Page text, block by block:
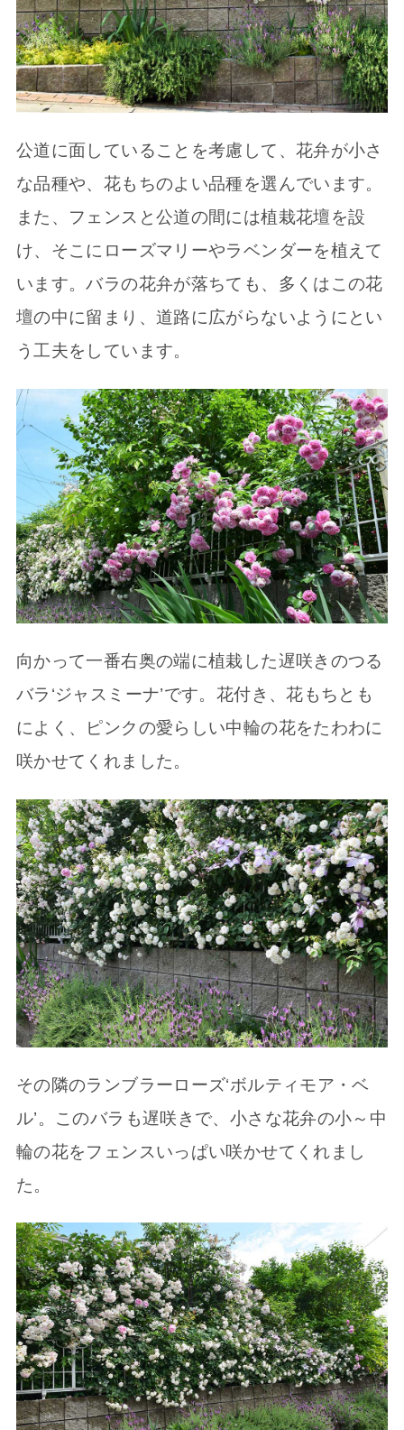
公道に面していることを考慮して、花弁が小さ
な品種や、花もちのよい品種を選んでいます。
また、フェンスと公道の間には植栽花壇を設
け、そこにローズマリーやラベンダーを植えて
います。バラの花弁が落ちても、多くはこの花
壇の中に留まり、道路に広がらないようにとい
う工夫をしています。
向かって一番右奥の端に植栽した遅咲きのつる
バラ‘ジャスミーナ’です。花付き、花もちとも
によく、ピンクの愛らしい中輪の花をたわわに
咲かせてくれました。
その隣のランブラーローズ‘ボルティモア・ベ
ル’。このバラも遅咲きで、小さな花弁の小～中
輪の花をフェンスいっぱい咲かせてくれまし
た。